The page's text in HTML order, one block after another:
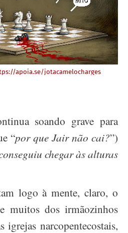
apoia.se/jotacamelocharges
soando grave para
“por que Jair não cai?”)
chegar às alturas
logo à mente, claro, o
muitos dos irmãozinhos
narcopentecostais,